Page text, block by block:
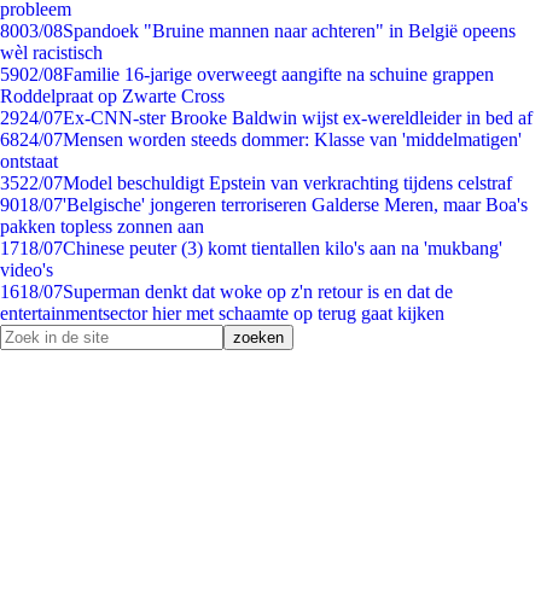
probleem
8003/08Spandoek "Bruine mannen naar achteren" in België opeens
wèl racistisch
5902/08Familie 16-jarige overweegt aangifte na schuine grappen
Roddelpraat op Zwarte Cross
2924/07Ex-CNN-ster Brooke Baldwin wijst ex-wereldleider in bed af
6824/07Mensen worden steeds dommer: Klasse van 'middelmatigen'
ontstaat
3522/07Model beschuldigt Epstein van verkrachting tijdens celstraf
9018/07'Belgische' jongeren terroriseren Galderse Meren, maar Boa's
pakken topless zonnen aan
1718/07Chinese peuter (3) komt tientallen kilo's aan na 'mukbang'
video's
1618/07Superman denkt dat woke op z'n retour is en dat de
entertainmentsector hier met schaamte op terug gaat kijken